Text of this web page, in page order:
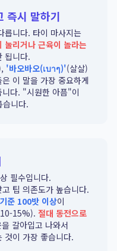
시 말하기
니다. 타이 마사지는
눌리거나 근육이 놀라는
됩니다.
'바오바오(เบาๆ)'(살살)
이 말을 가장 중요하게
다. "시원한 아픔"이
니다.
필수입니다.
팁 의존도가 높습니다.
준 100밧 이상이
10-15%). 절대 동전으로
갈아입고 나와서
것이 가장 좋습니다.